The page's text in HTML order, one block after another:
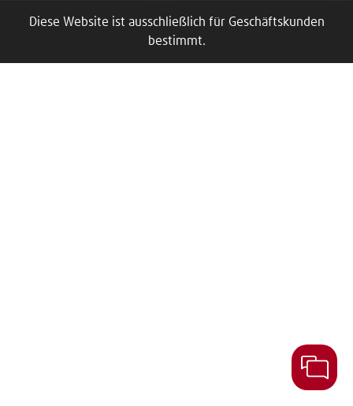
Diese Website ist ausschließlich für Geschäftskunden
bestimmt.